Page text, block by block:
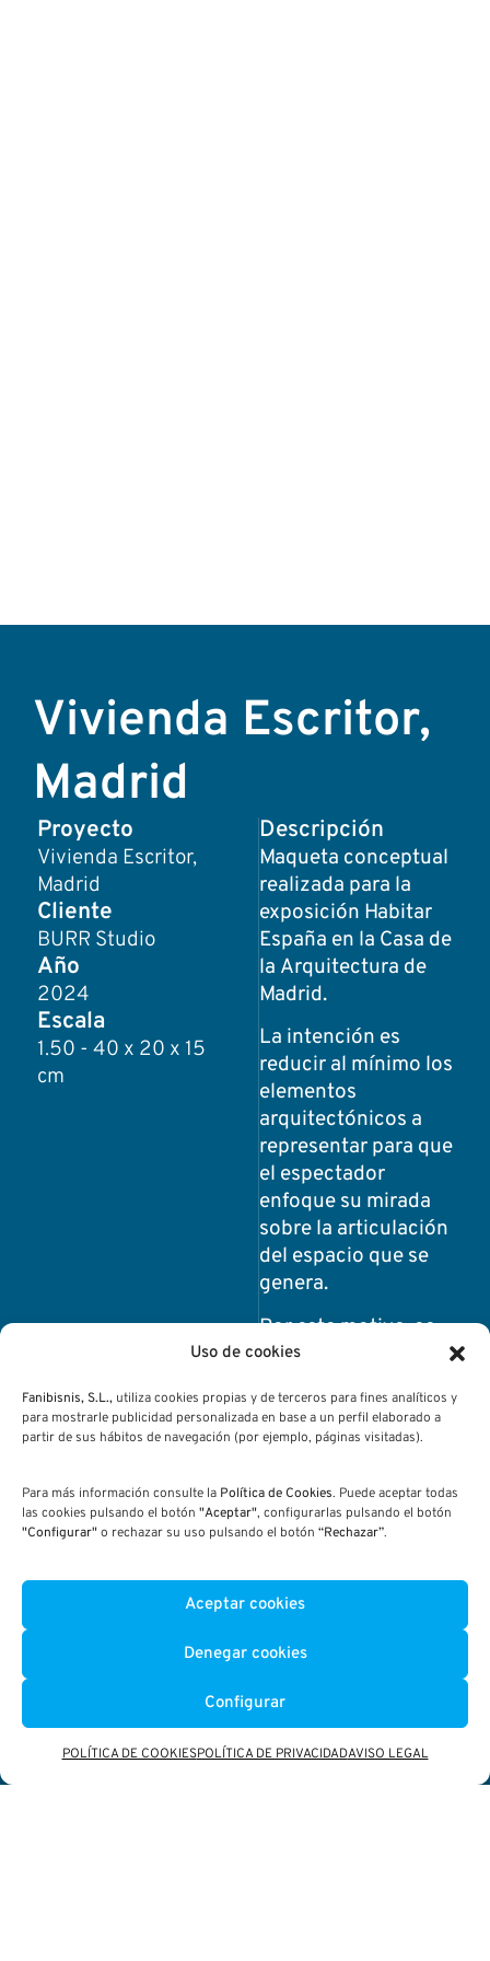
Uso de cookies
Fanibisnis, S.L., utiliza cookies propias y de terceros para fines analíticos y
para mostrarle publicidad personalizada en base a un perfil elaborado a
partir de sus hábitos de navegación (por ejemplo, páginas visitadas).
Para más información consulte la Política de Cookies. Puede aceptar todas
las cookies pulsando el botón "Aceptar", configurarlas pulsando el botón
"Configurar"o rechazar su uso pulsando el botón “Rechazar”.
Aceptar cookies
Denegar cookies
Configurar
POLÍTICA DE COOKIESPOLÍTICA DE PRIVACIDADAVISO LEGAL
Vivienda Escritor,
Madrid
Proyecto
Vivienda Escritor,
Madrid
Cliente
BURR Studio
Año
2024
Escala
1.50 - 40 x 20 x 15
cm
Descripción
Maqueta conceptual
realizada para la
exposición Habitar
España en la Casa de
la Arquitectura de
Madrid.
La intención es
reducir al mínimo los
elementos
arquitectónicos a
representar para que
el espectador
enfoque su mirada
sobre la articulación
del espacio que se
genera.
Por este motivo, se
configura una
de carácter neutro
que representa la
vivienda (solado,
pilares, vigas y
elementos singulares
armarios, chimenea,
bancos).